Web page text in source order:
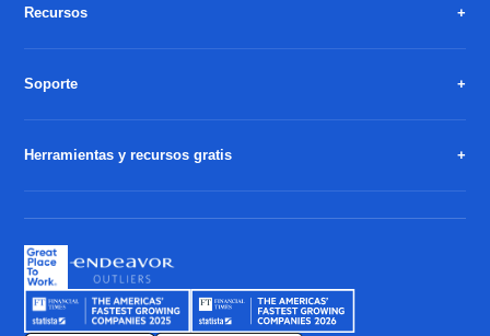
Recursos
Soporte
Herramientas y recursos gratis